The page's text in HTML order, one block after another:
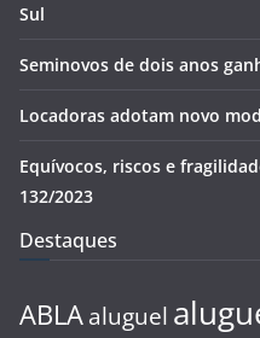
Sul
Seminovos de dois anos
Locadoras adotam novo
Equívocos, riscos e
132/2023
Destaques
ABLA aluguel